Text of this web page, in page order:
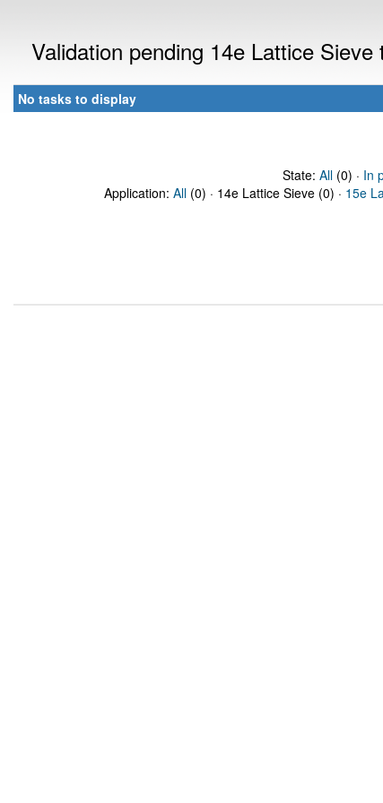
Validation pending 14e Lattice
No tasks to display
State: All(0) · In
Application: All (0) · 14e Lattice Sieve (0) · 15e